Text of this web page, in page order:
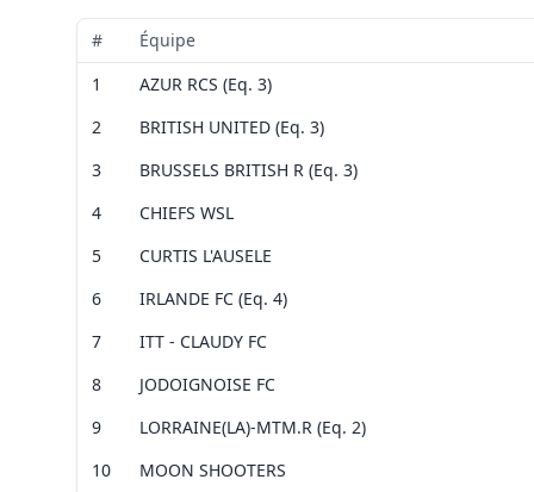
Leaflet
Voir
Leaflet
Leaflet ©OpenStreetMap
Le
Leaflet ©OpenStreetMap
# Équipe
1
AZUR RCS (Eq. 3)
2
BRITISH UNITED (Eq. 3)
3
BRUSSELS BRITISH R (Eq. 3)
4
CHIEFS WSL
5
CURTIS L'AUSELE
6
IRLANDE FC (Eq. 4)
7
ITT - CLAUDY FC
8
JODOIGNOISE FC
9
LORRAINE(LA)-MTM.R (Eq. 2)
10
MOON SHOOTERS